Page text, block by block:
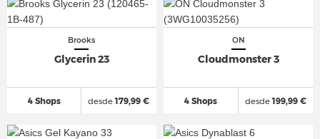
Brooks
Glycerin 23
4 Shops desde179,99 €
ON
Cloudmonster 3
4 Shops desde199,99 €